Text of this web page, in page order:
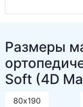
Размеры
Soft (4D
80х190